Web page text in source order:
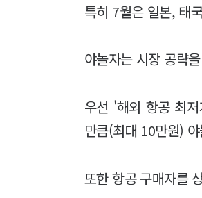
특히 7월은 일본, 태
야놀자는 시장 공략
우선 '해외 항공 최
만큼(최대 10만원)
또한 항공 구매자를